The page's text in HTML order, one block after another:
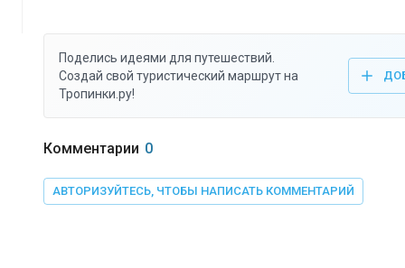
Поделись идеями для путешествий.
Создай свой туристический маршрут на
Тропинки.ру!
Комментарии 0
АВТОРИЗУЙТЕСЬ, ЧТОБЫ НАПИСАТЬ КОММЕНТАРИЙ